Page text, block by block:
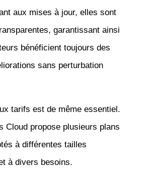
aux mises à jour, elles sont
garantissant ainsi
bénéficient toujours des
sans perturbation
tarifs est de même essentiel.
Cloud propose plusieurs plans
à différentes tailles
à divers besoins.